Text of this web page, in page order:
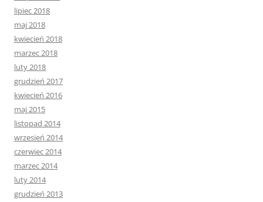
lipiec 2018
maj 2018
kwiecień 2018
marzec 2018
luty 2018
grudzień 2017
kwiecień 2016
maj 2015
listopad 2014
wrzesień 2014
czerwiec 2014
marzec 2014
luty 2014
grudzień 2013